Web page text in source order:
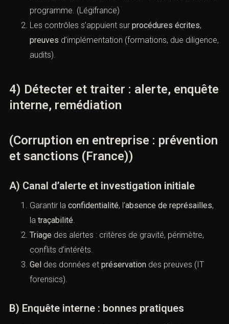
L’AFApeutcontrôlerles mesures et proposer des
injonctions; laCommission des sanctionspeut
prononcer des amendes en cas de manquements
au programme. (
preuvesd’implémentation (formations, due
diligence, audits).
4) Détecter et traiter : alerte,
enquête interne, remédiation
(Corruption en entreprise :
prévention et sanctions (France))
A) Canal d’alerte et investigation initiale
Garantir laconfidentialité
représailles, latraçabilité.
Triagedes alertes : critères de gravité, périmètre,
Geldes données et préservationdes preuves (IT